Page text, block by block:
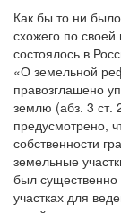
Как бы то ни
схожего по
состоялось в
«О земельной
правозглашено
землю (абз. 3 ст.
предусмотрено,
собственности
земельные
был существенно
участках для